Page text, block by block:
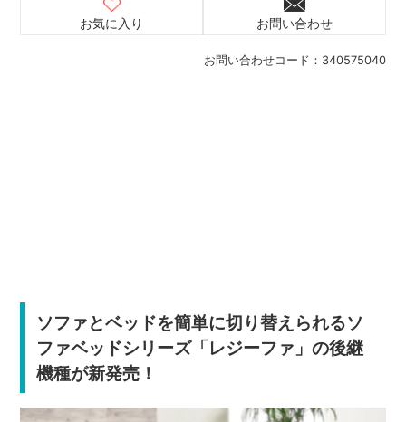
お問い合わせコード： 340575040
お気に入り お問い合わせ
ソファとベッドを簡単に切り替えられるソ
ファベッドシリーズ「レジーファ」の後継
機種が新発売！